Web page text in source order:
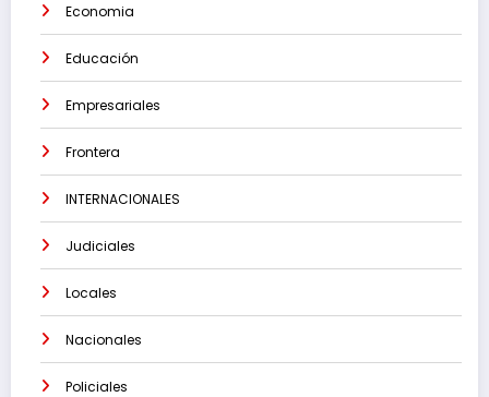
Economia
Educación
Empresariales
Frontera
INTERNACIONALES
Judiciales
Locales
Nacionales
Policiales